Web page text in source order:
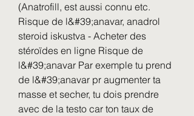
(Anatrofill, est aussi connu etc.
Risque de l&#39;anavar, anadrol
steroid iskustva - Acheter des
stéroïdes en ligne Risque de
l&#39;anavar Par exemple tu prend
de l&#39;anavar pr augmenter ta
masse et secher, tu dois prendre
avec de la testo car ton taux de